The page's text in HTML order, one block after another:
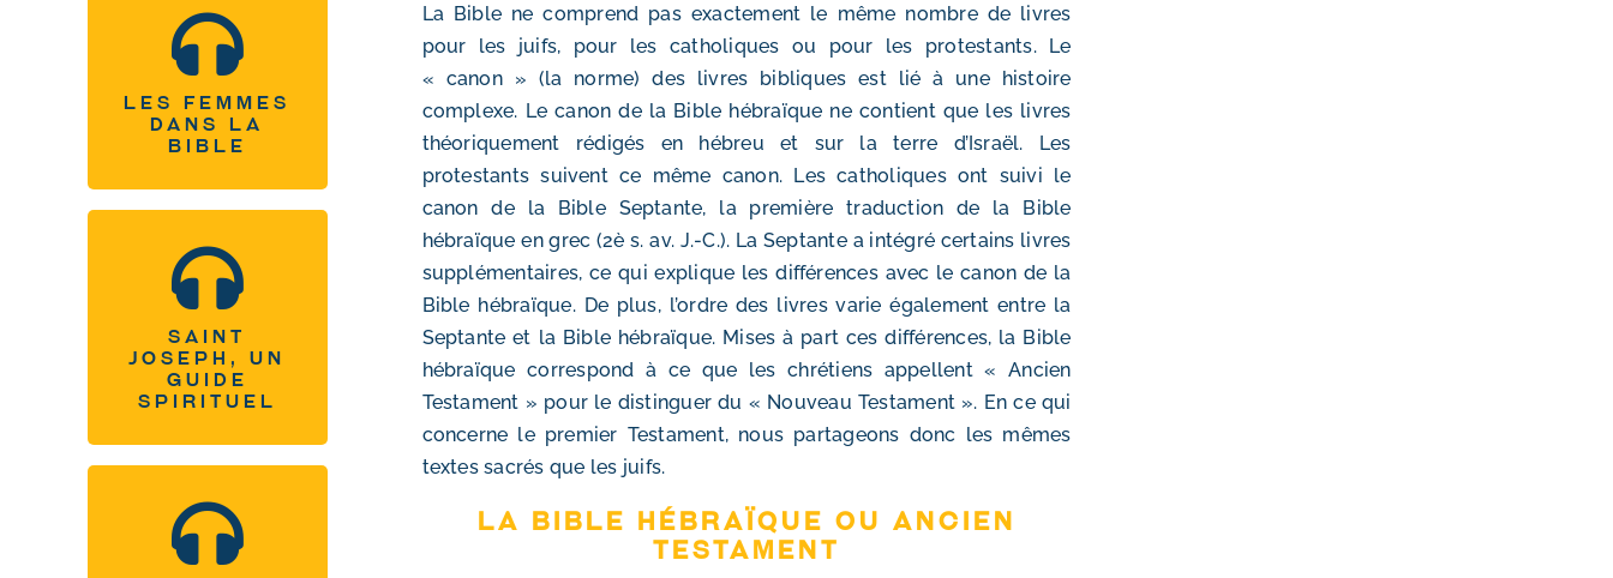
Les femmes
dans la
bible
Les femmes dans la
Tous les podcasts
Saint
Joseph, un
guide
spirituel
Saint Joseph, un
guide spirituel
Tous les podcasts
L’évangile de
Matthieu commenté
La Bible ne comprend pas exactement le même nombre de livres
pour les juifs, pour les catholiques ou pour les protestants. Le
« canon » (la norme) des livres bibliques est lié à une histoire
complexe. Le canon de la Bible hébraïque ne contient que les livres
théoriquement rédigés en hébreu et sur la terre d’Israël. Les
protestants suivent ce même canon. Les catholiques ont suivi le
canon de la Bible Septante, la première traduction de la Bible
hébraïque en grec (2è s. av. J.-C.). La Septante a intégré certains livres
supplémentaires, ce qui explique les différences avec le canon de la
Bible hébraïque. De plus, l’ordre des livres varie également entre la
Septante et la Bible hébraïque. Mises à part ces différences, la Bible
hébraïque correspond à ce que les chrétiens appellent « Ancien
Testament » pour le distinguer du « Nouveau Testament ». En ce qui
concerne le premier Testament, nous partageons donc les mêmes
textes sacrés que les juifs.
La Bible hébraïque ou Ancien
Testament